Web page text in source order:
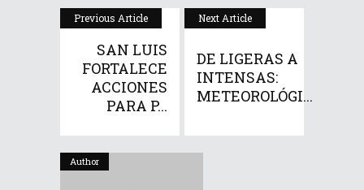
Previous Article
SAN LUIS
FORTALECE
ACCIONES
PARA P...
Next Article
DE LIGERAS A
INTENSAS:
METEOROLÓGI...
Author